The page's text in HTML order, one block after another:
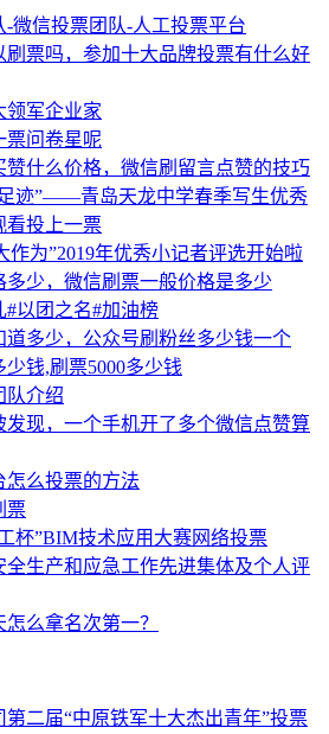
微信投票团队-人工投票平台
刷票吗，参加十大品牌投票有什么好
领军企业家
票问卷星呢
赞什么价格，微信刷留言点赞的技巧
迹”——青岛天龙中学春季写生优秀
看投上一票
作为”2019年优秀小记者评选开始啦
多少，微信刷票一般价格是多少
以团之名#加油榜
道多少，公众号刷粉丝多少钱一个
钱,刷票5000多少钱
队介绍
发现，一个手机开了多个微信点赞算
怎么投票的方法
票
杯”BIM技术应用大赛网络投票
全生产和应急工作先进集体及个人评
么拿名次第一？
二届“中原铁军十大杰出青年”投票